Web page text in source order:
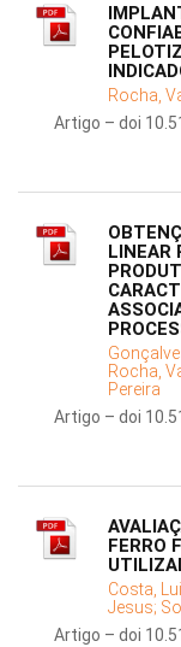
Rocha,
Artigo – doi
LINEAR
Rocha,
Pereira
Artigo – doi
FERRO
Costa,
Jesus;
Artigo – doi